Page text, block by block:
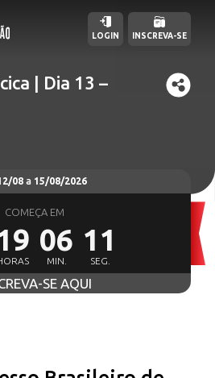
| Dia 13 –
LOGIN INSCREVA-SE
08a 15/08/2026
COMEÇA EM
06
MIN.
09
SEG.
SE AQUI